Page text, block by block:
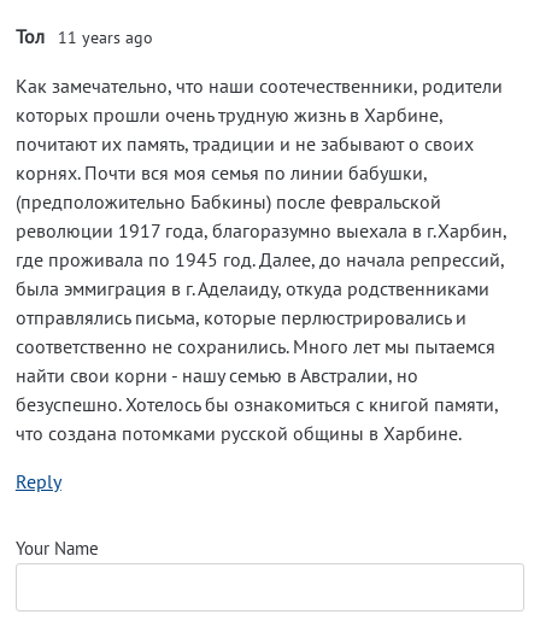
Тол 11 years ago
Как замечательно, что наши соотечественники, родители
которых прошли очень трудную жизнь в Харбине,
почитают их память, традиции и не забывают о своих
корнях. Почти вся моя семья по линии бабушки,
(предположительно Бабкины) после февральской
революции 1917 года, благоразумно выехала в г.Харбин,
где проживала по 1945 год. Далее, до начала репрессий,
была эммиграция в г. Аделаиду, откуда родственниками
отправлялись письма, которые перлюстрировались и
соответственно не сохранились. Много лет мы пытаемся
найти свои корни - нашу семью в Австралии, но
безуспешно. Хотелось бы ознакомиться с книгой памяти,
что создана потомками русской общины в Харбине.
Reply
Your Name